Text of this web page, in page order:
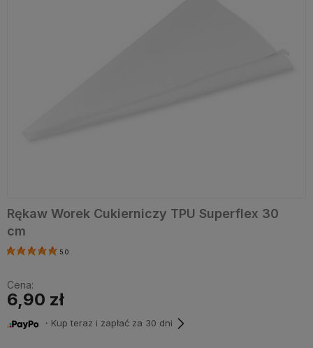
Rękaw Worek Cukierniczy TPU Superflex 30
cm
5.0
Cena:
6,90 zł
・Kup teraz i zapłać za 30 dni